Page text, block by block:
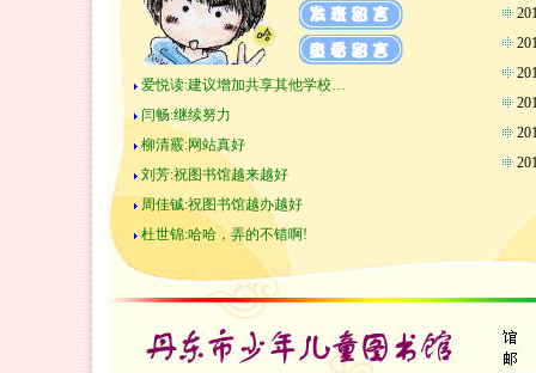
爱悦读:建议增加共享其他学校…
闫畅:继续努力
柳清霰:网站真好
刘芳:祝图书馆越来越好
周佳铖:祝图书馆越办越好
杜世锦:哈哈，弄的不错啊!